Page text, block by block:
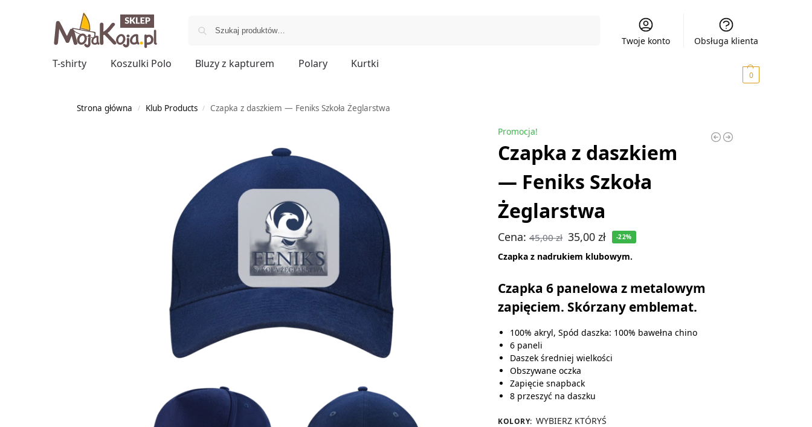
Twoje konto Obsługa klienta
T-shirty Koszulki Polo Bluzy z kapturem Polary
Kurtki
0
Strona główna / Klub Products / Czapka z daszkiem — Feniks Szkoła Żeglarstwa
Promocja!
Czapka z daszkiem
— Feniks Szkoła
Żeglarstwa
Cena:45,00zł 35,00 zł -22%
Czapka z nadrukiem klubowym.
Czapka 6 panelowa z metalowym
zapięciem. Skórzany emblemat.
100% akryl, Spód daszka: 100% bawełna chino
6 paneli
Daszek średniej wielkości
Obszywane oczka
Zapięcie snapback
8 przeszyć na daszku
KOLORY: WYBIERZ KTÓRYŚ